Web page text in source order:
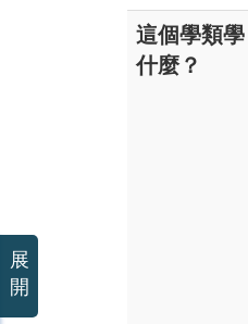
這個學類學
什麼？
展
開